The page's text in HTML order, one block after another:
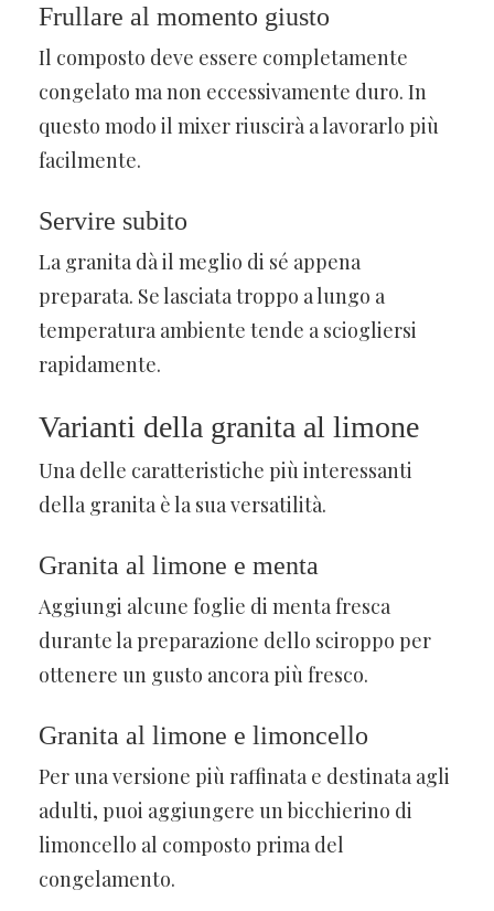
Frullare al momento giusto
Il composto deve essere completamente
congelato ma non eccessivamente duro. In
questo modo il mixer riuscirà a lavorarlo più
facilmente.
Servire subito
La granita dà il meglio di sé appena
preparata. Se lasciata troppo a lungo a
temperatura ambiente tende a sciogliersi
rapidamente.
Varianti della granita al limone
Una delle caratteristiche più interessanti
della granita è la sua versatilità.
Granita al limone e menta
Aggiungi alcune foglie di menta fresca
durante la preparazione dello sciroppo per
ottenere un gusto ancora più fresco.
Granita al limone e limoncello
Per una versione più raffinata e destinata agli
adulti, puoi aggiungere un bicchierino di
limoncello al composto prima del
congelamento.